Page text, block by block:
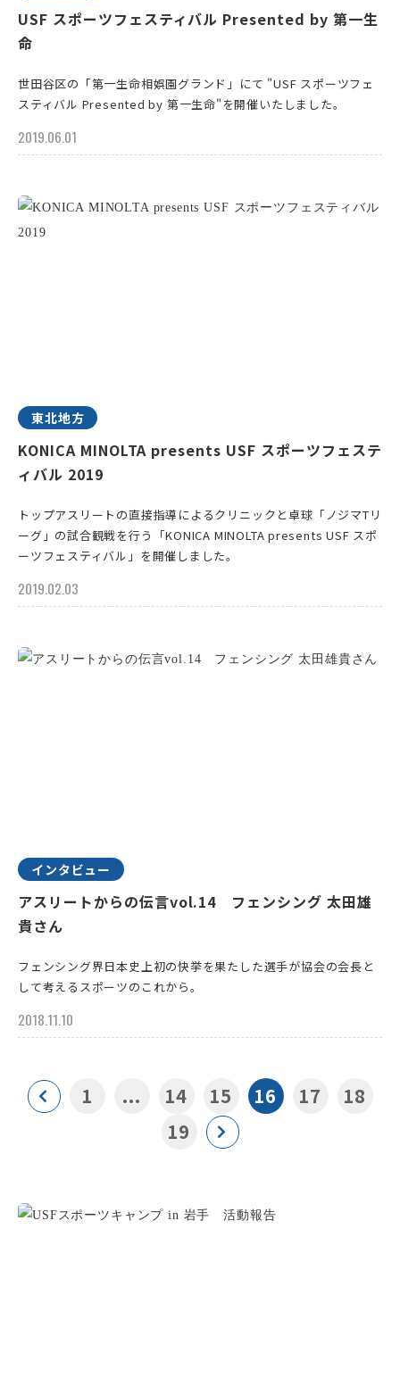
USF スポーツフェスティバル Presented by 第一生
命
世田谷区の「第一生命相娯園グランド」にて "USF スポーツフェ
スティバル Presented by 第一生命"を開催いたしました。
2019.06.01
東北地方
KONICA MINOLTA presents USF スポーツフェステ
ィバル 2019
トップアスリートの直接指導によるクリニックと卓球「ノジマTリ
ーグ」の試合観戦を行う「KONICA MINOLTA presents USF スポ
ーツフェスティバル」を開催しました。
2019.02.03
インタビュー
アスリートからの伝言vol.14 フェンシング 太田雄
貴さん
フェンシング界日本史上初の快挙を果たした選手が協会の会長と
して考えるスポーツのこれから。
2018.11.10
1 ... 14 15 16 17
18
19